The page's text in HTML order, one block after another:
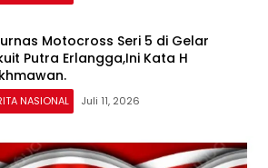
Motocross Seri 5 di Gelar
Putra Erlangga,Ini Kata H
NASIONAL Juli 11, 2026